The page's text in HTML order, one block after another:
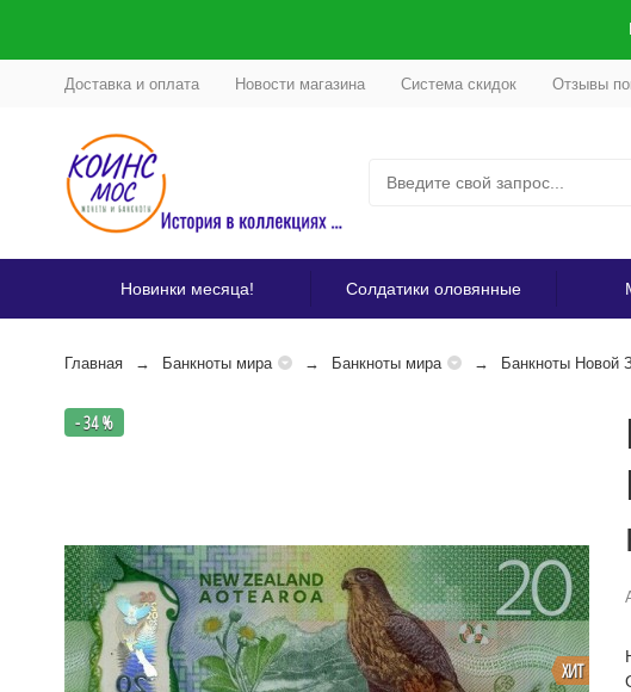
Доставка и оплата Новости магазина Система скидок Отзывы
Новинки месяца! Солдатики оловянные
Главная Банкноты мира Банкноты мира Банкноты Новой
ХИТ
- 34 %